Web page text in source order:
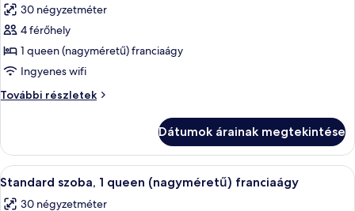
szoba
összes
képének
megtekintése:
Standard
szoba,
queen
(nagyméretű)
franciaágy
30 négyzetméter
4 férőhely
1 queen (nagyméretű) franciaágy
Ingyenes wifi
További részletek
Standard
(nagyméretű)
franciaágy
további
Dátumok árainak megtekintése
A
következő
Egy szállodai szoba, amelyben
3
Standard szoba, 1 queen (nagyméretű) franciaágy
30 négyzetméter